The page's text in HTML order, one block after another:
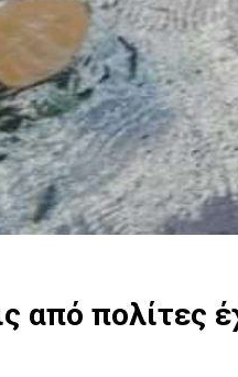
από πολίτες